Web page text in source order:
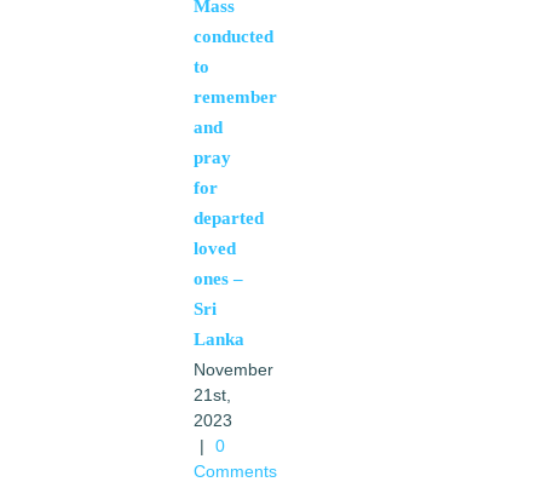
Mass
conducted
to
remember
and
pray
for
departed
loved
ones –
Sri
Lanka
November
21st,
2023
|
0
Comments